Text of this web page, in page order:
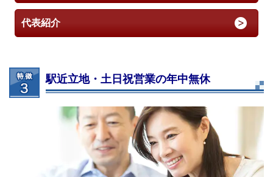
代表紹介
駅近立地・土日祝営業の年中無休